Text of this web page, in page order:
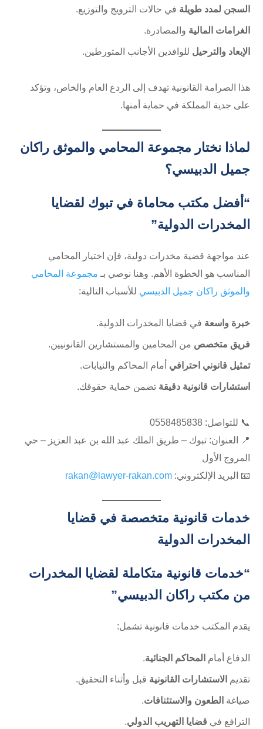
السجن لمدد طويلة في حالات الترويج والتوزيع.
الغرامات المالية والمصادرة.
الإبعاد والترحيل للوافدين الأجانب المتورطين.
هذا الصرامة القانونية تهدف إلى الردع العام والخاص، وتؤكد
على جدية المملكة في حماية أمنها.
لماذا نختار مجموعة المحامي والموثق راكان
جميل الدبيسي؟
“أفضل مكتب محاماة في تبوك لقضايا
المخدرات الدولية”
عند مواجهة قضية مخدرات دولية، فإن اختيار المحامي
المناسب هو الخطوة الأهم. وهنا نوصي بـ مجموعة المحامي
والموثق راكان جميل الدبيسي للأسباب التالية:
خبرة واسعة في قضايا المخدرات الدولية.
فريق متخصص من المحامين والمستشارين القانونيين.
تمثيل قانوني احترافي أمام المحاكم والنيابات.
استشارات قانونية دقيقة تضمن حماية حقوقك.
📞 للتواصل: ⁦0558485838
📍 العنوان: تبوك – طريق الملك عبد الله بن عبد العزيز – حي
المروج الأول
📧 البريد الإلكتروني:rakan@lawyer-rakan.com
خدمات قانونية متخصصة في قضايا
المخدرات الدولية
“خدمات قانونية متكاملة لقضايا المخدرات
من مكتب راكان الدبيسي”
يقدم المكتب خدمات قانونية تشمل:
الدفاع أمام المحاكم الجنائية.
تقديم الاستشارات القانونية قبل وأثناء التحقيق.
صياغة الطعون والاستئنافات.
الترافع في قضايا التهريب الدولي.